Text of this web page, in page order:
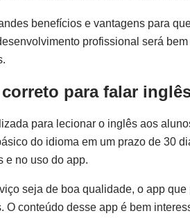
benefícios e vantagens para
profissional será
para falar
para lecionar o inglês aos
do idioma em um prazo de 30
e no uso do app.
seja de boa qualidade, o app
O conteúdo desse app é bem